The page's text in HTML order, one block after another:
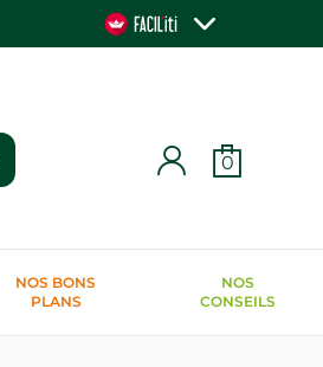
0
NOS BONS
PLANS
NOS
CONSEILS